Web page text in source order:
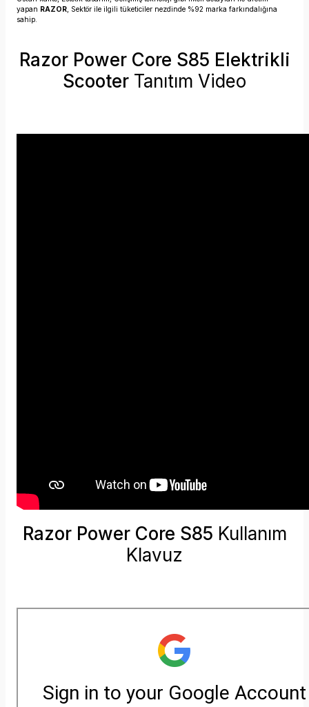
yapan RAZOR , Sektör ile ilgili tüketiciler nezdinde %92 marka farkındalığına
sahip.
Razor Power Core S85 Elektrikli
Scooter Tanıtım Video
Razor Power Core S85 Kullanım
Klavuz